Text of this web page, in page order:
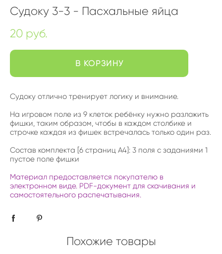
Судоку 3-3 - Пасхальные яйца
20 pуб.
В КОРЗИНУ
Судоку отлично тренирует логику и внимание.
На игровом поле из 9 клеток ребёнку нужно разложить
фишки, таким образом, чтобы в каждом столбике и
строчке каждая из фишек встречалась только один раз.
Состав комплекта [6 страниц А4]: 3 поля с заданиями 1
пустое поле фишки
Материал предоставляется покупателю в
электронном виде. PDF-документ для скачивания и
самостоятельного распечатывания.
Похожие товары